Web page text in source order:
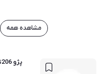
مشاهده همه
پژو 206تیپ2کم کار